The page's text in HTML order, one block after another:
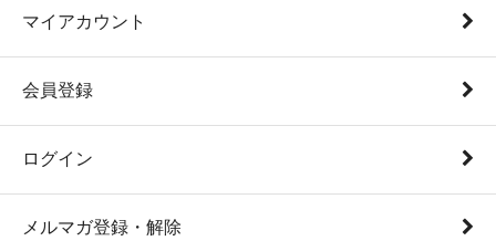
マイアカウント
会員登録
ログイン
メルマガ登録・解除